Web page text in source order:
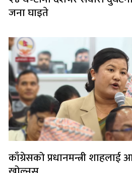
जना घाइते
काँग्रेसको प्रधानमन्त्री शाहलाई